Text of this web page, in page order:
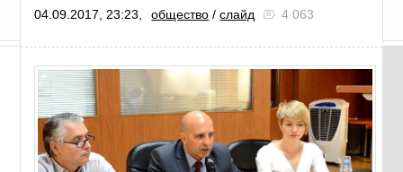
04.09.2017, 23:23, общество /слайд 4 063